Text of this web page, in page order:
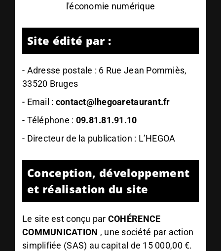
l'économie numérique
Site édité par :
- Adresse postale : 6 Rue Jean Pommiès,
33520 Bruges
- Email : contact@lhegoaretaurant.fr
- Téléphone : 09.81.81.91.10
- Directeur de la publication : L’HEGOA
Conception, développement
et réalisation du site
Le site est conçu par COHÉRENCE
COMMUNICATION , une société par action
simplifiée (SAS) au capital de 15 000,00 €.